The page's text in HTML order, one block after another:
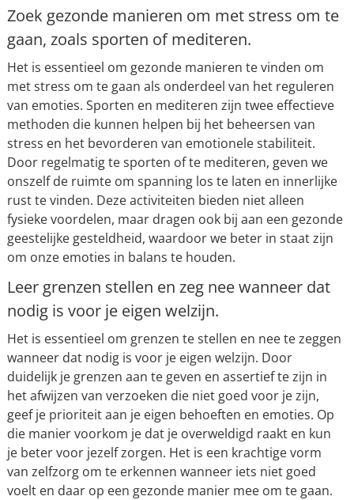
Zoek gezonde manieren om met stress om te
gaan, zoals sporten of mediteren.
Het is essentieel om gezonde manieren te vinden om
met stress om te gaan als onderdeel van het reguleren
van emoties. Sporten en mediteren zijn twee effectieve
methoden die kunnen helpen bij het beheersen van
stress en het bevorderen van emotionele stabiliteit.
Door regelmatig te sporten of te mediteren, geven we
onszelf de ruimte om spanning los te laten en innerlijke
rust te vinden. Deze activiteiten bieden niet alleen
fysieke voordelen, maar dragen ook bij aan een gezonde
geestelijke gesteldheid, waardoor we beter in staat zijn
om onze emoties in balans te houden.
Leer grenzen stellen en zeg nee wanneer dat
nodig is voor je eigen welzijn.
Het is essentieel om grenzen te stellen en nee te zeggen
wanneer dat nodig is voor je eigen welzijn. Door
duidelijk je grenzen aan te geven en assertief te zijn in
het afwijzen van verzoeken die niet goed voor je zijn,
geef je prioriteit aan je eigen behoeften en emoties. Op
die manier voorkom je dat je overweldigd raakt en kun
je beter voor jezelf zorgen. Het is een krachtige vorm
van zelfzorg om te erkennen wanneer iets niet goed
voelt en daar op een gezonde manier mee om te gaan.